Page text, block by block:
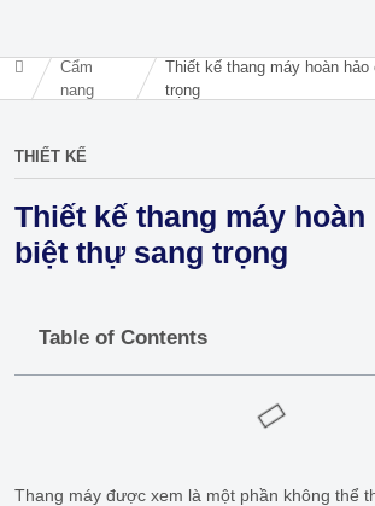
Cẩm
nang
Thiết kế thang máy hoàn
trọng
THIẾT KẾ
Thiết kế thang máy hoàn
biệt thự sang trọng
Table of Contents
Thang máy được xem là một phần không thể